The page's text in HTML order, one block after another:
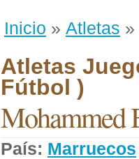
Inicio » Atletas »
Atletas
Fútbol )
Mohammed
País: Marruecos